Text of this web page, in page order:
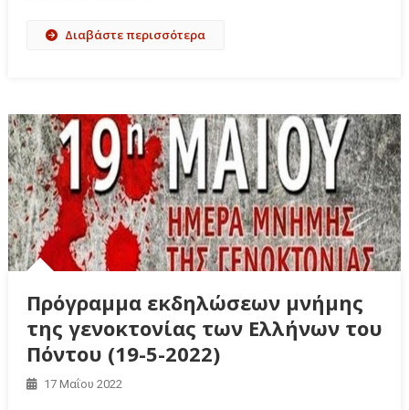
Διαβάστε περισσότερα
Πρόγραμμα εκδηλώσεων μνήμης
της γενοκτονίας των Ελλήνων του
Πόντου (19-5-2022)
17 Μαΐου 2022